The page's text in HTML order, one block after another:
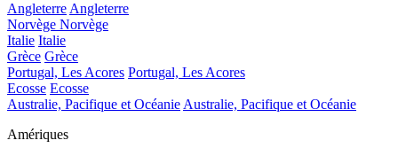
AngleterreAngleterre
Norvège Norvège
Italie Italie
Grèce Grèce
Portugal, Les Acores Portugal, Les Acores
Ecosse Ecosse
Australie, Pacifique et OcéanieAustralie, Pacifique et Océanie
Amériques